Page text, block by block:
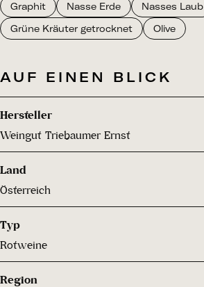
Graphit
Nasse Erde
Nasses Laub
Grüne Kräuter getrocknet
Olive
AUF EINEN BLICK
Hersteller
Weingut Triebaumer Ernst
Land
Österreich
Typ
Rotweine
Region